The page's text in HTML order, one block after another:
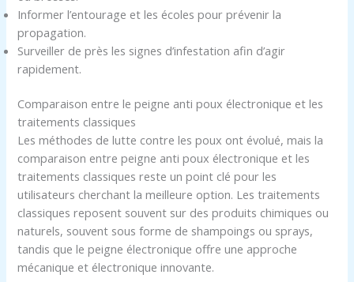
Informer l’entourage et les écoles pour prévenir la
propagation.
Surveiller de près les signes d’infestation afin d’agir
rapidement.
Comparaison entre le peigne anti poux électronique et les
traitements classiques
Les méthodes de lutte contre les poux ont évolué, mais la
comparaison entre peigne anti poux électronique et les
traitements classiques reste un point clé pour les
utilisateurs cherchant la meilleure option. Les traitements
classiques reposent souvent sur des produits chimiques ou
naturels, souvent sous forme de shampoings ou sprays,
tandis que le peigne électronique offre une approche
mécanique et électronique innovante.